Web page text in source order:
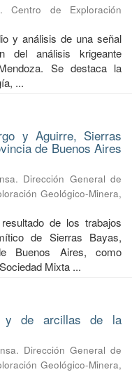
Centro de Exploración
y análisis de una señal
del análisis krigeante
Se destaca la
...
y Aguirre, Sierras
de Buenos Aires
Dirección General de
Geológico-Minera,
de los trabajos
de Sierras Bayas,
Buenos Aires, como
Mixta ...
y de arcillas de la
Dirección General de
Geológico-Minera,